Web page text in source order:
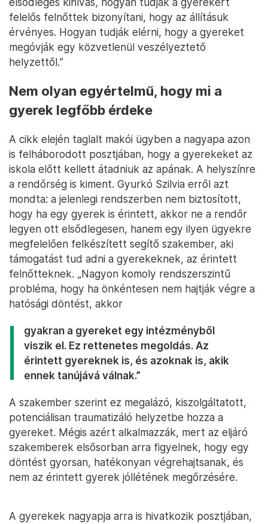
felelős felnőttek bizonyítani, hogy az állításuk
érvényes. Hogyan tudják elérni, hogy a gyereket
megóvják egy közvetlenül veszélyeztető
helyzettől.”
Nem olyan egyértelmű, hogy mi a
gyerek legfőbb érdeke
A cikk elején taglalt makói ügyben a nagyapa azon
is felháborodott posztjában, hogy a gyerekeket az
iskola előtt kellett átadniuk az apának. A helyszínre
a rendőrség is kiment. Gyurkó Szilvia erről azt
mondta: a jelenlegi rendszerben nem biztosított,
hogy ha egy gyerek is érintett, akkor ne a rendőr
legyen ott elsődlegesen, hanem egy ilyen ügyekre
megfelelően felkészített segítő szakember, aki
támogatást tud adni a gyerekeknek, az érintett
felnőtteknek. „Nagyon komoly rendszerszintű
probléma, hogy ha önkéntesen nem hajtják végre a
hatósági döntést, akkor
gyakran a gyereket egy intézményből
viszik el. Ez rettenetes megoldás. Az
érintett gyereknek is, és azoknak is, akik
ennek tanújává válnak.”
A szakember szerint ez megalázó, kiszolgáltatott,
potenciálisan traumatizáló helyzetbe hozza a
gyereket. Mégis azért alkalmazzák, mert az eljáró
szakemberek elsősorban arra figyelnek, hogy egy
döntést gyorsan, hatékonyan végrehajtsanak, és
nem az érintett gyerek jóllétének megőrzésére.
A gyerekek nagyapja arra is hivatkozik posztjában,